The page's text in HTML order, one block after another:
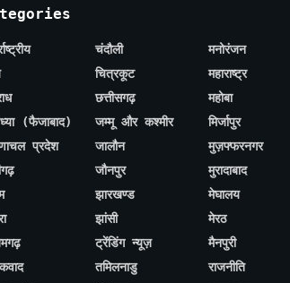
(फैजाबाद)
प्रदेश
चंदौली
चित्रकूट
छत्तीसगढ़
जम्मू और कश्मीर
जालौन
जौनपुर
झारखण्ड
झांसी
ट्रेंडिंग न्यूज़
तमिलनाडु
मनोरंजन
महाराष्ट्र
महोबा
मिर्जापुर
मुज़फ्फरनगर
मुरादाबाद
मेघालय
मेरठ
मैनपुरी
राजनीति